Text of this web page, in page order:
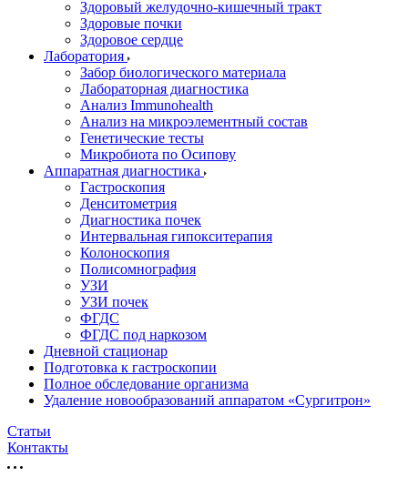
Здоровый желудочно-кишечный тракт
Здоровые почки
Здоровое сердце
Лаборатория
Забор биологического материала
Лабораторная диагностика
Анализ Immunohealth
Анализ на микроэлементный состав
Генетические тесты
Микробиота по Осипову
Аппаратная диагностика
Гастроскопия
Денситометрия
Диагностика почек
Интервальная гипокситерапия
Колоноскопия
Полисомнография
УЗИ
УЗИ почек
ФГДС
ФГДС под наркозом
Дневной стационар
Подготовка к гастроскопии
Полное обследование организма
Удаление новообразований аппаратом «Сургитрон»‎
Статьи
Контакты